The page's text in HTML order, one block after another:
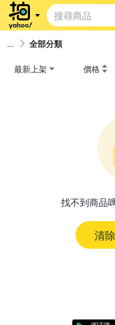
全部分類
最新上架 價格
找不到商品
清